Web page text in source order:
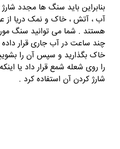
بنابراین باید سنگ ها مجدد
آب ، آتش ، خاک و نمک دریا از
چند ساعت در آب جاری قرار داده
خاک بگذارید و سپس آن را
را روی شعله شمع قرار داد یا
شارژ کردن آن استفاده کرد .